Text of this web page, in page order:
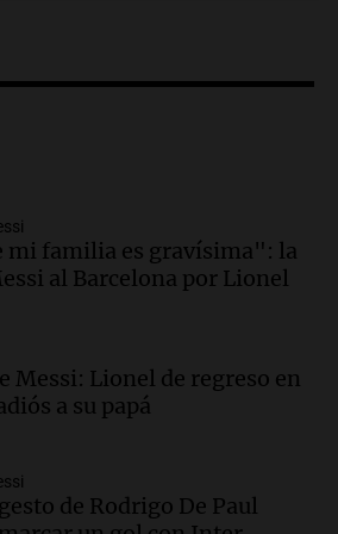
accidente en Mendoza:
un puente
en Mendoza: un muerto
tras caer dos autos desde
llegará esta noche a
acompañar a su familia
Propiedad Privada: el revés
mi familia es gravísima": la
al Barcelona por Lionel
Messi: Lionel de regreso en
a su papá
de Rodrigo De Paul